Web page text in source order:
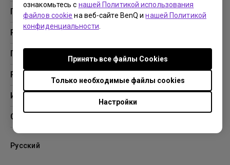
ознакомьтесь с нашей Политикой использования
файлов cookie на веб-сайте BenQ инашей Политикой
конфиденциальности
Настройки
Только необходимые файлы cookies
Принять все файлы Сookies
Продукция
Проекторы
Решения
Образование
Поддержка
Поддержка
Ресурсы
Проекционный калькулятор
Информация
BenQ AQCOLOR
О компании BenQ
Профиль компании
Новости
Русский